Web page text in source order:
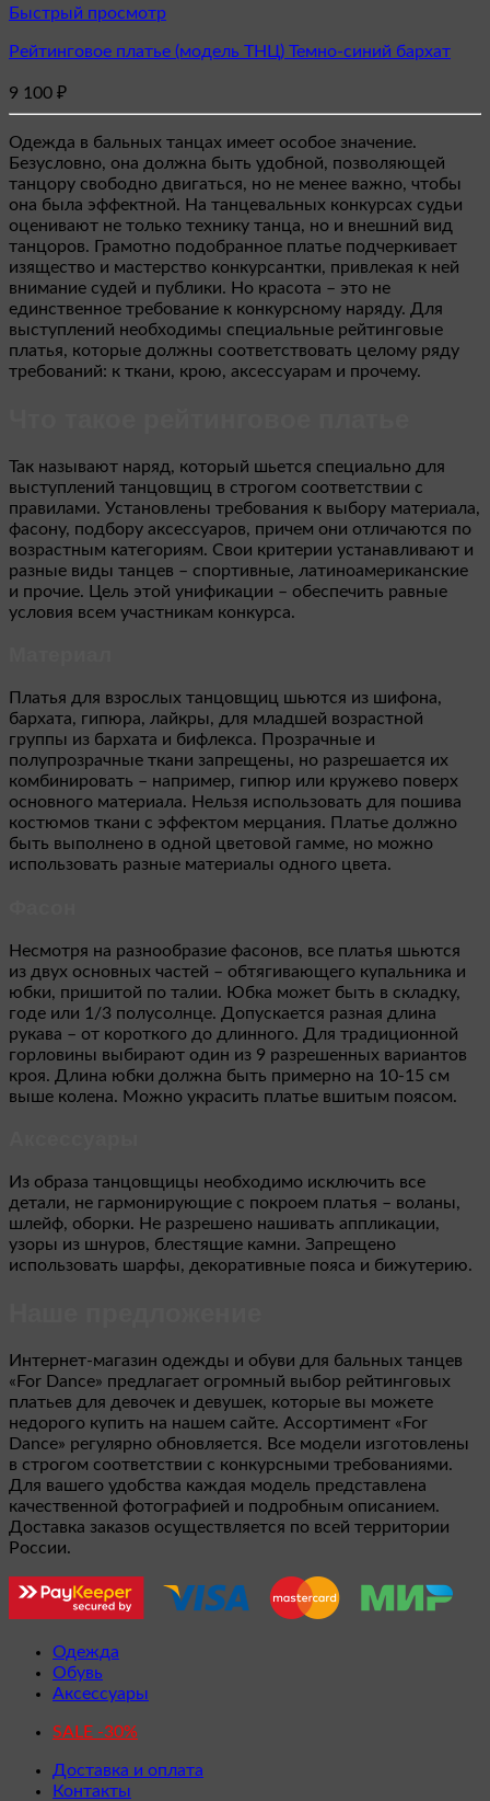
Этот
имеет
вариаций.
Опции
можно
выбрать
на
странице
товара.
Быстрый просмотр
Рейтинговое платье (модель ТНЦ) Темно-синий бархат
9 100 ₽
Одежда в бальных танцах имеет особое значение.
Безусловно, она должна быть удобной, позволяющей
танцору свободно двигаться, но не менее важно, чтобы
она была эффектной. На танцевальных конкурсах судьи
оценивают не только технику танца, но и внешний вид
танцоров. Грамотно подобранное платье подчеркивает
изящество и мастерство конкурсантки, привлекая к ней
внимание судей и публики. Но красота – это не
единственное требование к конкурсному наряду. Для
выступлений необходимы специальные рейтинговые
платья, которые должны соответствовать целому ряду
требований: к ткани, крою, аксессуарам и прочему.
Так называют наряд, который шьется специально для
выступлений танцовщиц в строгом соответствии с
правилами. Установлены требования к выбору материала,
фасону, подбору аксессуаров, причем они отличаются по
возрастным категориям. Свои критерии устанавливают и
разные виды танцев – спортивные, латиноамериканские
и прочие. Цель этой унификации – обеспечить равные
условия всем участникам конкурса.
Платья для взрослых танцовщиц шьются из шифона,
бархата, гипюра, лайкры, для младшей возрастной
группы из бархата и бифлекса. Прозрачные и
полупрозрачные ткани запрещены, но разрешается их
комбинировать – например, гипюр или кружево поверх
основного материала. Нельзя использовать для пошива
костюмов ткани с эффектом мерцания. Платье должно
быть выполнено в одной цветовой гамме, но можно
использовать разные материалы одного цвета.
Несмотря на разнообразие фасонов, все платья шьются
из двух основных частей – обтягивающего купальника и
юбки, пришитой по талии. Юбка может быть в складку,
годе или 1/3 полусолнце. Допускается разная длина
рукава – от короткого до длинного. Для традиционной
горловины выбирают один из 9 разрешенных вариантов
кроя. Длина юбки должна быть примерно на 10-15 см
выше колена. Можно украсить платье вшитым поясом.
Из образа танцовщицы необходимо исключить все
детали, не гармонирующие с покроем платья – воланы,
шлейф, оборки. Не разрешено нашивать аппликации,
узоры из шнуров, блестящие камни. Запрещено
использовать шарфы, декоративные пояса и бижутерию.
Интернет-магазин одежды и обуви для бальных танцев
«For Dance» предлагает огромный выбор рейтинговых
платьев для девочек и девушек, которые вы можете
недорого купить на нашем сайте. Ассортимент «For
Dance» регулярно обновляется. Все модели изготовлены
в строгом соответствии с конкурсными требованиями.
Для вашего удобства каждая модель представлена
качественной фотографией и подробным описанием.
Доставка заказов осуществляется по всей территории
России.
Одежда
Обувь
Аксессуары
SALE -30%
Доставка и оплата
Контакты